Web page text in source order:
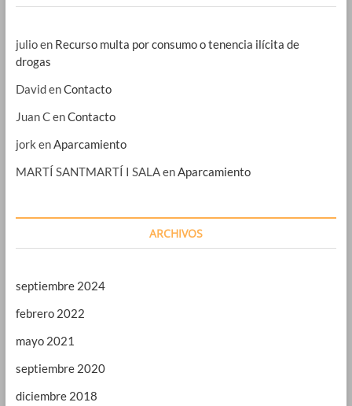
julioen Recurso multa por consumo o tenencia ilícita de
drogas
DavidenContacto
Juan CenContacto
jork en Aparcamiento
MARTÍ SANTMARTÍ I SALAen Aparcamiento
ARCHIVOS
septiembre 2024
febrero 2022
mayo 2021
septiembre 2020
diciembre 2018